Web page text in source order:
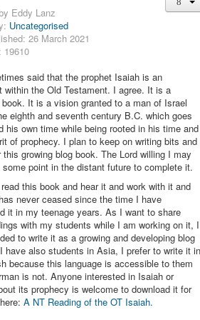
Eddy Lanz
Uncategorised
26 March 2021
19610
said that the prophet Isaiah is an
within the Old Testament. I agree. It is a
book. It is a vision granted to a man of Israel
eighth and seventh century B.C. which goes
his own time while being rooted in his time and
of prophecy. I plan to keep on writing bits and
this growing blog book. The Lord willing I may
some point in the distant future to complete it.
this book and hear it and work with it and
never ceased since the time I have
it in my teenage years. As I want to share
with my students while I am working on it, I
to write it as a growing and developing blog
have also students in Asia, I prefer to write it
because this language is accessible to them
is not. Anyone interested in Isaiah or
its prophecy is welcome to download it for
A NT Reading of the OT Isaiah.